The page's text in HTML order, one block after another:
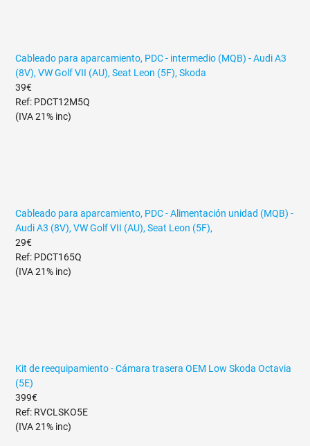
Cableado para aparcamiento, PDC - intermedio (MQB) - Audi A3
(8V), VW Golf VII (AU), Seat Leon (5F), Skoda
39€
Ref: PDCT12M5Q
(IVA 21% inc)
Cableado para aparcamiento, PDC - Alimentación unidad (MQB) -
Audi A3 (8V), VW Golf VII (AU), Seat Leon (5F),
29€
Ref: PDCT165Q
(IVA 21% inc)
Kit de reequipamiento - Cámara trasera OEM Low Skoda Octavia
(5E)
399€
Ref: RVCLSKO5E
(IVA 21% inc)